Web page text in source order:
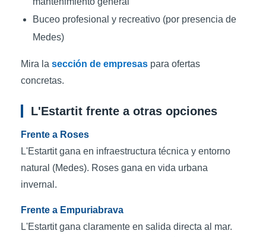
Buceo profesional y recreativo (por presencia de
Medes)
Mira la sección de empresas para ofertas
concretas.
L'Estartit frente a otras opciones
Frente a Roses
L'Estartit gana en infraestructura técnica y entorno
natural (Medes). Roses gana en vida urbana
invernal.
Frente a Empuriabrava
L'Estartit gana claramente en salida directa al mar.